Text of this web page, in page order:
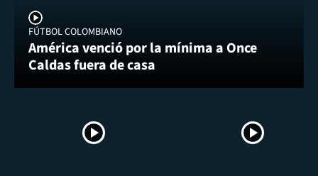
FÚTBOL COLOMBIANO
América venció por la mínima a Once
Caldas fuera de casa